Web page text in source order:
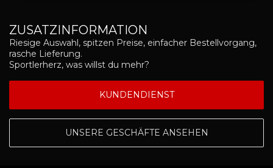
ZUSATZINFORMATION
Riesige Auswahl, spitzen Preise, einfacher Bestellvorgang,
rasche Lieferung.
Sportlerherz, was willst du mehr?
KUNDENDIENST
UNSERE GESCHÄFTE ANSEHEN